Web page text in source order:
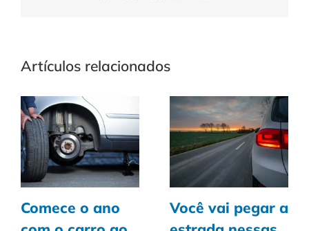
Artículos relacionados
Comece o ano
Você vai pegar a